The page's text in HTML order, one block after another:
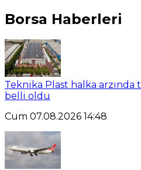
Borsa Haberleri
Teknika Plast halka
belli oldu
Cum 07.08.2026 14:48